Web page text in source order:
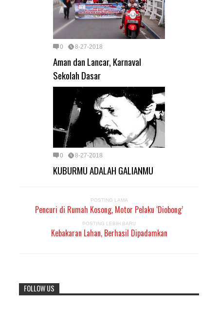
0 8-27-2018
Aman dan Lancar, Karnaval
Sekolah Dasar
0 8-27-2018
KUBURMU ADALAH GALIANMU
POSTING LAMA
Pencuri di Rumah Kosong, Motor Pelaku ‘Diobong’
POSTING LEBIH BARU
Kebakaran Lahan, Berhasil Dipadamkan
FOLLOW US